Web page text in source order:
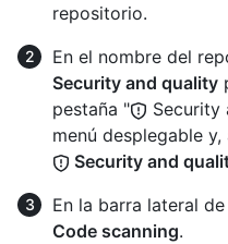
repositorio.
En el nombre del
Security and quality
pestaña "
Security
menú desplegable
Security and
En la barra lateral
Code scanning.